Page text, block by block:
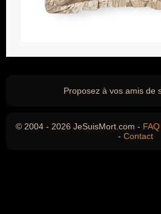
Proposez à vos amis de
© 2004 - 2026 JeSuisMort.com - FAQ
- Contact